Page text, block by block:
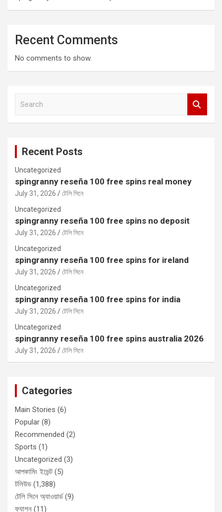
Recent Comments
No comments to show.
Recent Posts
Uncategorized
spingranny reseña 100 free spins real money
July 31, 2026
টেলি সিনে
Uncategorized
spingranny reseña 100 free spins no deposit
July 31, 2026
টেলি সিনে
Uncategorized
spingranny reseña 100 free spins for ireland
July 31, 2026
টেলি সিনে
Uncategorized
spingranny reseña 100 free spins for india
July 31, 2026
টেলি সিনে
Uncategorized
spingranny reseña 100 free spins australia 2026
July 31, 2026 টেলি সিনে
Categories
Main Stories (6)
Popular (8)
Recommended (2)
Sports (1)
Uncategorized (3)
আপকামিং ইভেন্ট (5)
টলিউড (1,388)
টেলি সিনে অ্যাওয়ার্ড(9)
ফ্যাশন (11)